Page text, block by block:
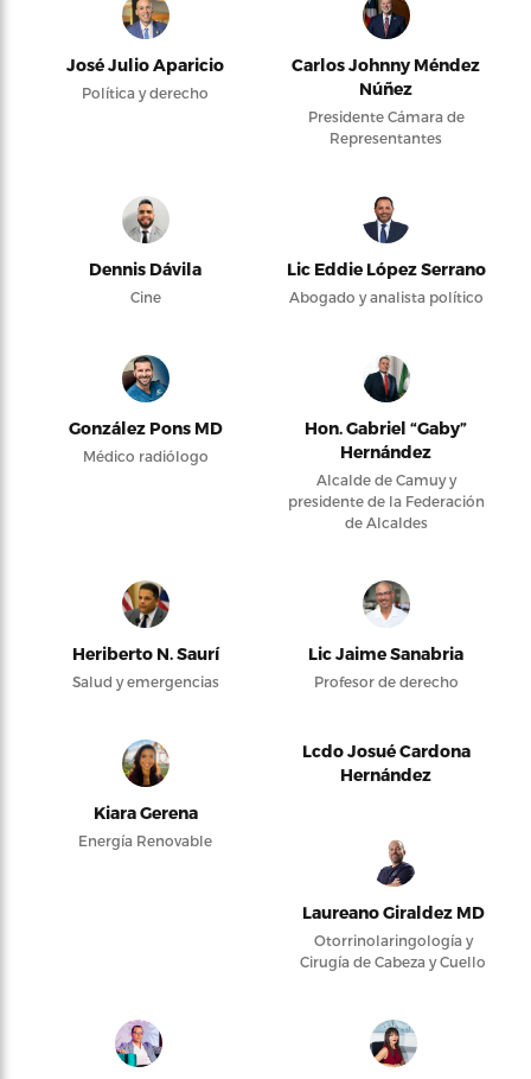
José Julio Aparicio
Política y derecho
Carlos Johnny Méndez
Núñez
Presidente Cámara de
Representantes
Dennis Dávila
Cine
Lic Eddie López Serrano
Abogado y analista político
González Pons MD
Médico radiólogo
Hon. Gabriel “Gaby”
Hernández
Alcalde de Camuy y
presidente de la Federación
de Alcaldes
Heriberto N. Saurí
Salud y emergencias
Lic Jaime Sanabria
Profesor de derecho
Kiara Gerena
Energía Renovable
Lcdo Josué Cardona
Hernández
Laureano Giraldez MD
Otorrinolaringología y
Cirugía de Cabeza y Cuello